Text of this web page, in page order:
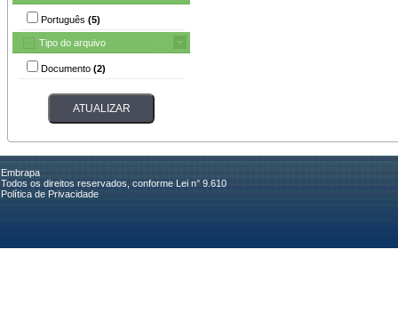
Português (5)
Tipo do arquivo
Documento (2)
Embrapa
Todos os direitos reservados, conforme Lei n° 9.610
Política de Privacidade